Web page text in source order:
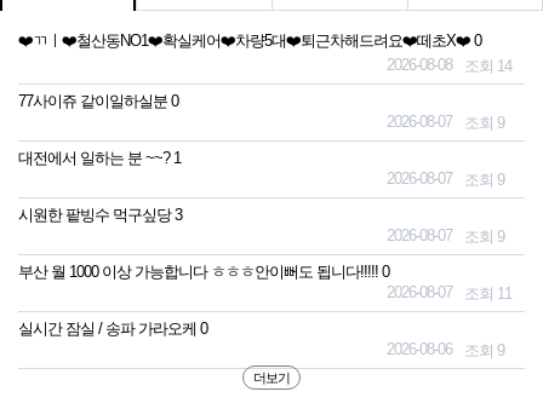
❤️ㄲㅣ❤️철산동NO1❤️확실케어❤️차량5대❤️퇴근차해드려요❤️떼초X❤️ 0
조회 14
2026-08-08
77사이쥬 같이일하실분 0
조회 9
2026-08-07
대전에서 일하는 분 ~~? 1
조회 9
2026-08-07
시원한 팥빙수 먹구싶당3
조회 9
2026-08-07
부산 월 1000 이상 가능합니다 ㅎㅎㅎ안이뻐도 됩니다!!!!! 0
조회 11
2026-08-07
실시간 잠실 / 송파 가라오케 0
조회 9
2026-08-06
더보기